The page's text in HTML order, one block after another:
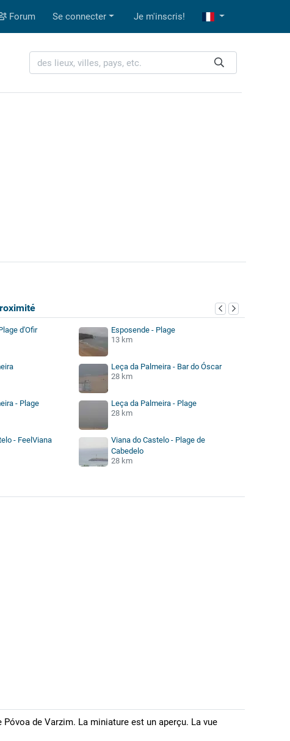
Forum Se connecter Je m'inscris!
d'Ofir
Esposende - Plage
13 km
Leça da Palmeira - Bar do Óscar
28 km
- Plage
Leça da Palmeira - Plage
28 km
- FeelViana
Viana do Castelo - Plage de
Cabedelo
28 km
de Varzim. La miniature est un aperçu. La vue